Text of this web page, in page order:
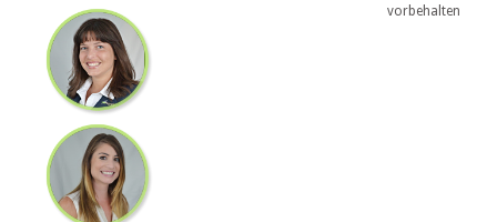
vorbehalten